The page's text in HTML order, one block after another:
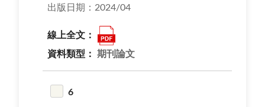
出版日期：2024/04
線上全文：
資料類型： 期刊論文
6